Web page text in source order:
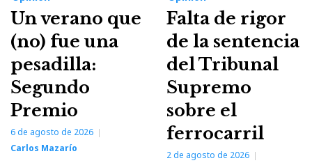
Un verano que
(no) fue una
pesadilla:
Segundo
Premio
6 de agosto de 2026
Carlos Mazarío
Falta de rigor
de la sentencia
del Tribunal
Supremo
sobre el
ferrocarril
2 de agosto de 2026